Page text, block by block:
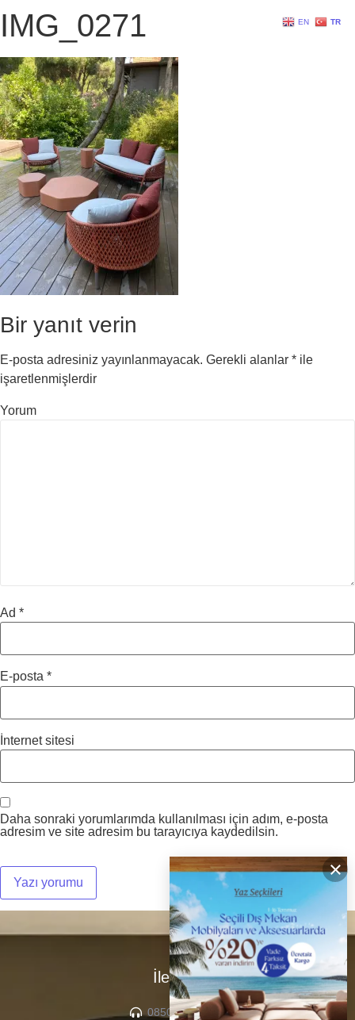
×
IMG_0271
Bir yanıt verin
E-posta adresiniz yayınlanmayacak. Gerekli alanlar * ile
işaretlenmişlerdir
Yorum
Ad *
E-posta *
İnternet sitesi
Daha sonraki yorumlarımda kullanılması için adım, e-posta
adresim ve site adresim bu tarayıcıya kaydedilsin.
İletişim
0850 307 04 22
EN TR